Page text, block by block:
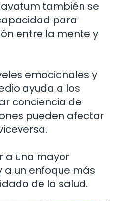
también se
para
entre la mente y
emocionales y
ayuda a los
conciencia de
pueden afectar
a una mayor
a un enfoque más
de la salud.